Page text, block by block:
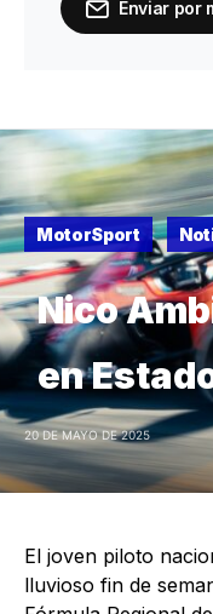
Enviar por
MotorSport
Nico
en
20 DE MAYO DE 2025
El joven piloto
lluvioso fin de